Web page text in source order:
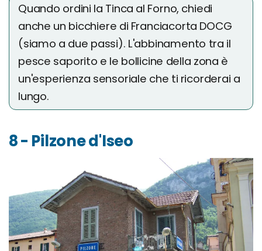
Quando ordini la Tinca al Forno, chiedi
anche un bicchiere di Franciacorta DOCG
(siamo a due passi). L'abbinamento tra il
pesce saporito e le bollicine della zona è
un'esperienza sensoriale che ti ricorderai a
lungo.
8 - Pilzone d'Iseo